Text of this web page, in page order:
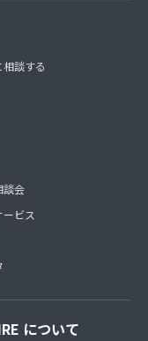
相談する
談会
ビス
について